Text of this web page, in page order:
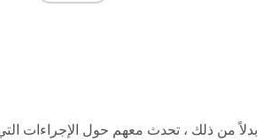
بدلاً من ذلك ، تحدث معهم حول الإجراءات